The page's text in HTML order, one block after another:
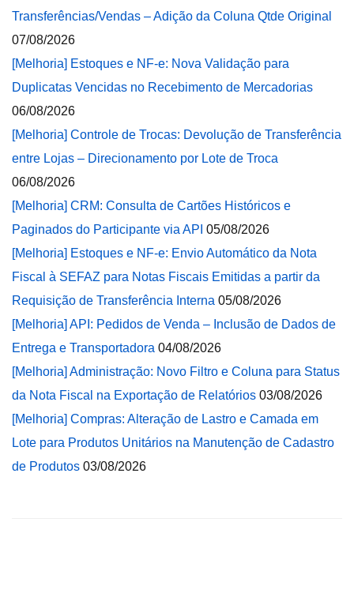
Transferências/Vendas – Adição da Coluna Qtde Original
07/08/2026
[Melhoria] Estoques e NF-e: Nova Validação para
Duplicatas Vencidas no Recebimento de Mercadorias
06/08/2026
[Melhoria] Controle de Trocas: Devolução de Transferência
entre Lojas – Direcionamento por Lote de Troca
06/08/2026
[Melhoria] CRM: Consulta de Cartões Históricos e
Paginados do Participante via API 05/08/2026
[Melhoria] Estoques e NF-e: Envio Automático da Nota
Fiscal à SEFAZ para Notas Fiscais Emitidas a partir da
Requisição de Transferência Interna 05/08/2026
[Melhoria] API: Pedidos de Venda – Inclusão de Dados de
Entrega e Transportadora 04/08/2026
[Melhoria] Administração: Novo Filtro e Coluna para Status
da Nota Fiscal na Exportação de Relatórios 03/08/2026
[Melhoria] Compras: Alteração de Lastro e Camada em
Lote para Produtos Unitários na Manutenção de Cadastro
de Produtos 03/08/2026